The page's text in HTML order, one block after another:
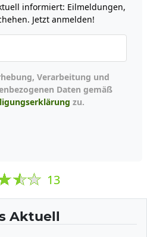
informiert: Eilmeldungen,
Jetzt anmelden!
Daten gemäß
zu.
13
Aktuell